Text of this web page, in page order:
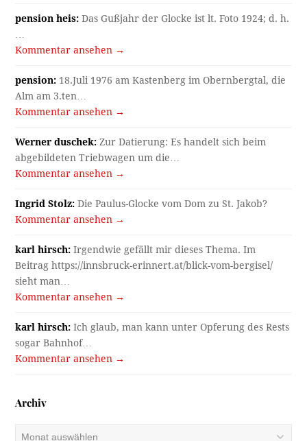
pension heis: Das Gußjahr der Glocke ist lt. Foto 1924; d. h.
…
Kommentar ansehen →
pension: 18.Juli 1976 am Kastenberg im Obernbergtal, die
Alm am 3.ten…
Kommentar ansehen →
Werner duschek: Zur Datierung: Es handelt sich beim
abgebildeten Triebwagen um die…
Kommentar ansehen →
Ingrid Stolz: Die Paulus-Glocke vom Dom zu St. Jakob?
Kommentar ansehen →
karl hirsch: Irgendwie gefällt mir dieses Thema. Im
Beitrag https://innsbruck-erinnert.at/blick-vom-bergisel/
sieht man…
Kommentar ansehen →
karl hirsch: Ich glaub, man kann unter Opferung des Rests
sogar Bahnhof…
Kommentar ansehen →
Archiv
Archiv